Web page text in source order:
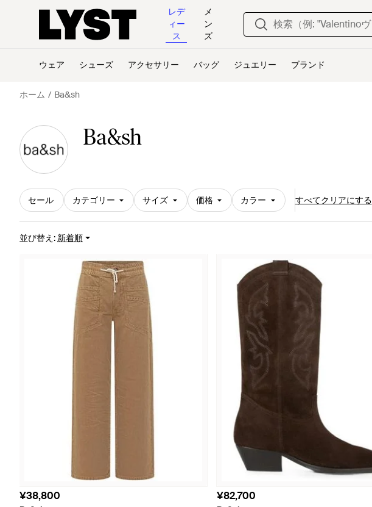
レデ
ィー
ス
メ
ン
ズ
ウェア シューズ アクセサリー バッグ ジュエリー ブランド
ホーム Ba&sh
Ba&sh
セール カテゴリー サイズ 価格 カラー すべてクリアにする
並び替え : 新着順
¥38,800 ¥82,700